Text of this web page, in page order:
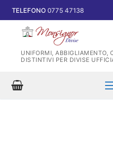
al
contenuto
TELEFONO0775 47138
UNIFORMI, ABBIGLIAMENTO,
DISTINTIVI PER DIVISE